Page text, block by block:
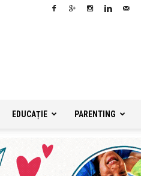
EDUCAȚIE PARENTING